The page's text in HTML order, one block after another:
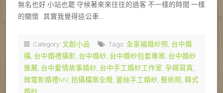
無名也好 小站也罷 守候著來來往往的過客 不一樣的時間 一樣
的關懷 其實我覺得這公車…
Category: 文創小品 Tags: 全家福婚紗照 台中婚
攝 台中婚禮攝影 台中婚紗 台中婚紗包套專案 台中婚紗
推薦 台中愛情故事婚紗 台中手工婚紗工作室 孕婦寫真
微電影婚禮MV, 拍攝檔案全贈 蕾絲手工婚紗 藝術照 韓式